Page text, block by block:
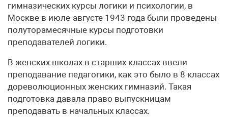
гимназических курсы логики и психологии, в
Москве в июле-августе 1943 года были проведены
полуторамесячные курсы подготовки
преподавателей логики.
В женских школах в старших классах ввели
преподавание педагогики, как это было в 8 классах
дореволюционных женских гимназий. Такая
подготовка давала право выпускницам
преподавать в начальных классах.